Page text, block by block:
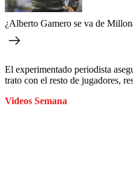
¿Alberto Gamero se va de
El experimentado periodista
trato con el resto de jugadores,
Videos Semana